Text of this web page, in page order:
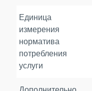
Единица
измерения
норматива
потребления
услуги